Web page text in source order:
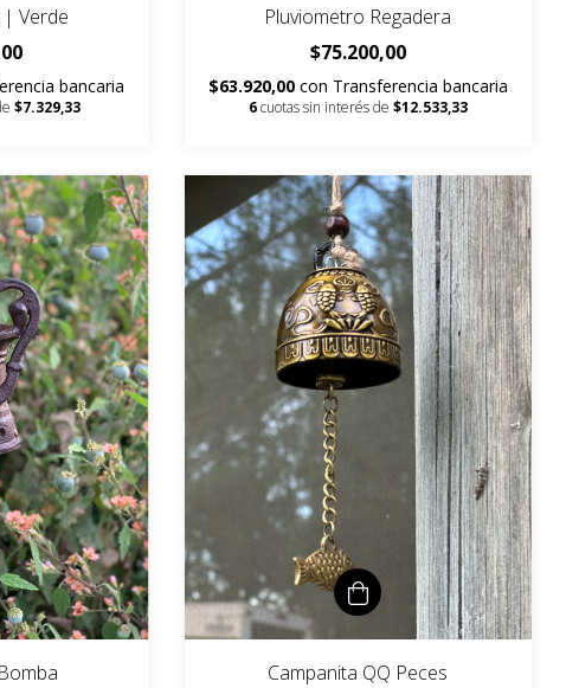
| Verde
bancaria
$7.329,33
Pluviometro Regadera
$75.200,00
$63.920,00 con Transferencia bancaria
6cuotas sin interés de $12.533,33
Campanita QQ Peces